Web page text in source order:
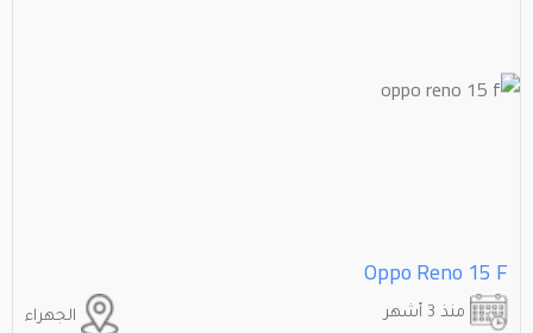
Oppo Reno 15 F
الجهراء منذ 3 أشهر